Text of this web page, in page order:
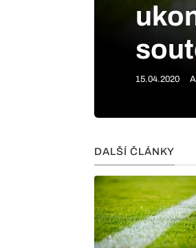
15.04.2020
DALŠÍ ČLÁNKY